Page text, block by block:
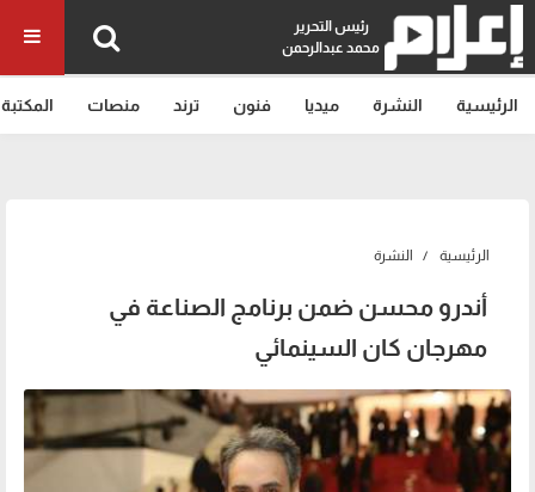
رئيس التحرير
محمد عبدالرحمن
الرئيسية النشرة ميديا فنون ترند منصات المكتبة
الرئيسية النشرة
أندرو محسن ضمن برنامج الصناعة في
مهرجان كان السينمائي